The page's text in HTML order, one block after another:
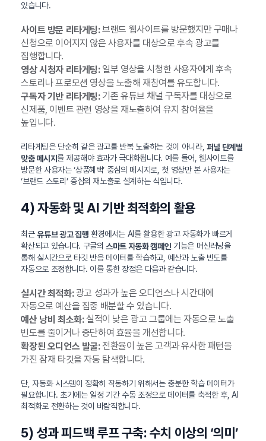
있습니다.
사이트 방문 리타게팅:브랜드 웹사이트를 방문했지만 구매나
신청으로 이어지지 않은 사용자를 대상으로 후속 광고를
집행합니다.
영상 시청자 리타게팅:일부 영상을 시청한 사용자에게 후속
스토리나 프로모션 영상을 노출해 재참여를 유도합니다.
구독자 기반 리타게팅:기존 유튜브 채널 구독자를 대상으로
신제품, 이벤트 관련 영상을 재노출하여 유지 참여율을
높입니다.
리타게팅은 단순히 같은 광고를 반복 노출하는 것이 아니라, 퍼널 단계별
맞춤 메시지를 제공해야 효과가 극대화됩니다. 예를 들어, 웹사이트를
방문한 사용자는 ‘상품혜택’ 중심의 메시지로, 첫 영상만 본 사용자는
‘브랜드 스토리’ 중심의 재노출로 설계하는 식입니다.
4) 자동화 및 AI 기반 최적화의 활용
최근유튜브 광고 집행 환경에서는 AI를 활용한 광고 자동화가 빠르게
확산되고 있습니다. 구글의 스마트 자동화 캠페인 기능은 머신러닝을
통해 실시간으로 타깃 반응 데이터를 학습하고, 예산과 노출 빈도를
자동으로 조정합니다. 이를 통한 장점은 다음과 같습니다.
실시간 최적화:광고 성과가 높은 오디언스나 시간대에
자동으로 예산을 집중 배분할 수 있습니다.
예산 낭비 최소화:실적이 낮은 광고 그룹에는 자동으로 노출
빈도를 줄이거나 중단하여 효율을 개선합니다.
확장된 오디언스 발굴:전환율이 높은 고객과 유사한 패턴을
가진 잠재 타깃을 자동 탐색합니다.
단, 자동화 시스템이 정확히 작동하기 위해서는 충분한 학습 데이터가
필요합니다. 초기에는 일정 기간 수동 조정으로 데이터를 축적한 후, AI
최적화로 전환하는 것이 바람직합니다.
5) 성과 피드백 루프 구축: 수치 이상의 ‘의미’